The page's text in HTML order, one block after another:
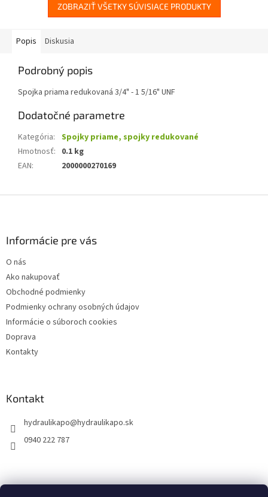
ZOBRAZIŤ VŠETKY SÚVISIACE PRODUKTY
Popis Diskusia
Podrobný popis
Spojka priama redukovaná 3/4" - 1 5/16" UNF
Dodatočné parametre
Kategória: Spojky priame, spojky redukované
Hmotnosť: 0.1 kg
EAN: 2000000270169
Informácie pre vás
O nás
Ako nakupovať
Obchodné podmienky
Podmienky ochrany osobných údajov
Informácie o súboroch cookies
Doprava
Kontakty
Kontakt
hydraulikapo@hydraulikapo.sk
0940 222 787